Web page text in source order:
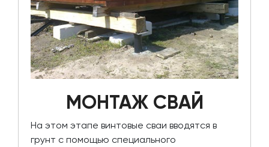
МОНТАЖ СВАЙ
На этом этапе винтовые сваи вводятся в
грунт с помощью специального